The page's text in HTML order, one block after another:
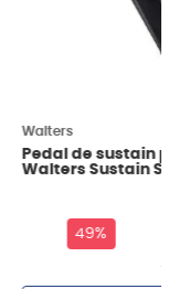
Walters
Pedal de sustain
Walters Sustain SV
49%